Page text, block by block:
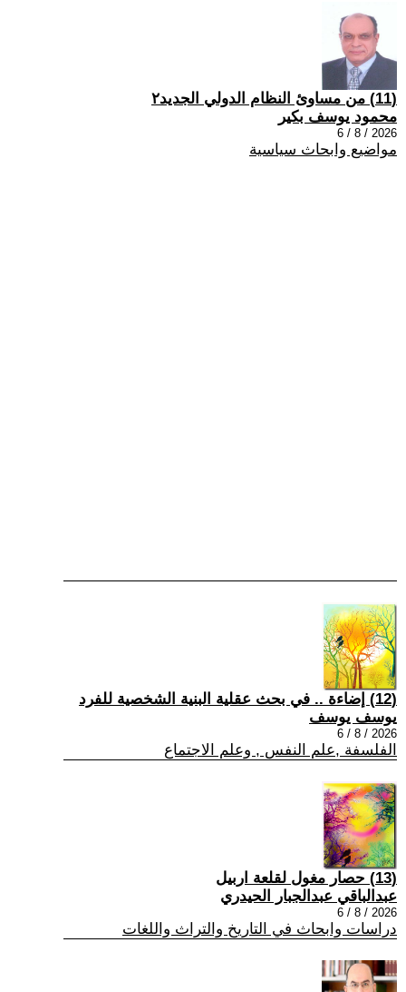
(11) من مساوئ النظام الدولي الجديد٢
محمود يوسف بكير
2026 / 8 / 6
مواضيع وابحاث سياسية
(12) إضاءة .. في بحث عقلية البنية الشخصية للفرد
يوسف يوسف
2026 / 8 / 6
الفلسفة ,علم النفس , وعلم الاجتماع
(13) حصار مغول لقلعة اربيل
عبدالباقي عبدالجبار الحيدري
2026 / 8 / 6
دراسات وابحاث في التاريخ والتراث واللغات